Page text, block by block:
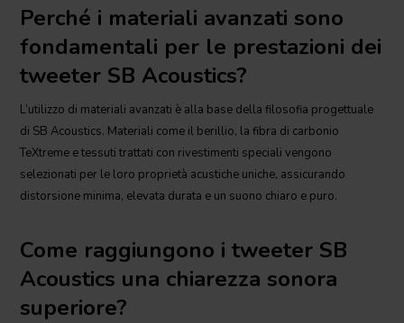
Perché i materiali avanzati sono
fondamentali per le prestazioni dei
tweeter SB Acoustics?
L’utilizzo di materiali avanzati è alla base della filosofia progettuale
di SB Acoustics. Materiali come il berillio, la fibra di carbonio
TeXtreme e tessuti trattati con rivestimenti speciali vengono
selezionati per le loro proprietà acustiche uniche, assicurando
distorsione minima, elevata durata e un suono chiaro e puro.
Come raggiungono i tweeter SB
Acoustics una chiarezza sonora
superiore?